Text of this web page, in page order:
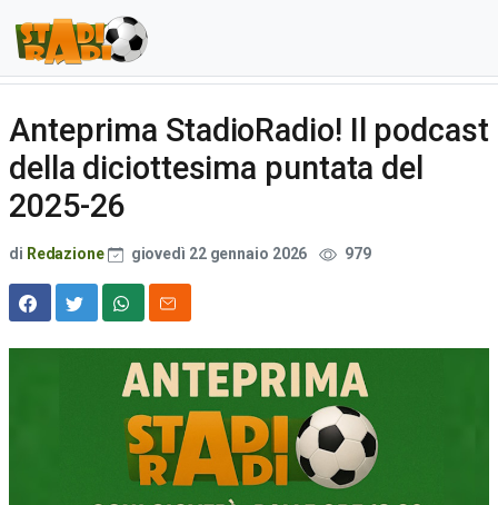
Anteprima StadioRadio! Il podcast
della diciottesima puntata del
2025-26
di Redazione giovedì 22 gennaio 2026 979